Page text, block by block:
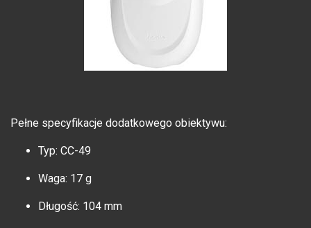
Pełne specyfikacje dodatkowego obiektywu:
Typ: CC-49
Waga: 17 g
Długość: 104 mm